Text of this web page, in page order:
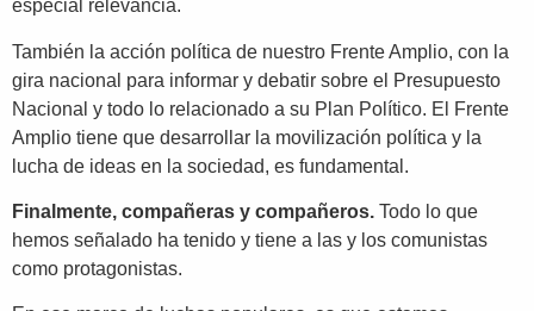
especial relevancia.
También la acción política de nuestro Frente Amplio, con la
gira nacional para informar y debatir sobre el Presupuesto
Nacional y todo lo relacionado a su Plan Político. El Frente
Amplio tiene que desarrollar la movilización política y la
lucha de ideas en la sociedad, es fundamental.
Finalmente, compañeras y compañeros. Todo lo que
hemos señalado ha tenido y tiene a las y los comunistas
como protagonistas.